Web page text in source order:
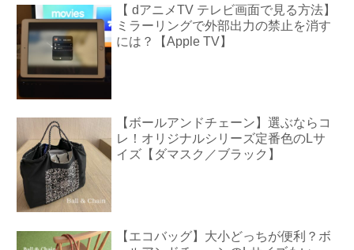
【 dアニメTV テレビ画面で見る方法】
ミラーリングで外部出力の禁止を消す
には？【Apple TV】
【ボールアンドチェーン】選ぶならコ
レ！オリジナルシリーズ定番色のLサ
イズ【ダマスク／ブラック】
【エコバッグ】大小どっちが便利？ボ